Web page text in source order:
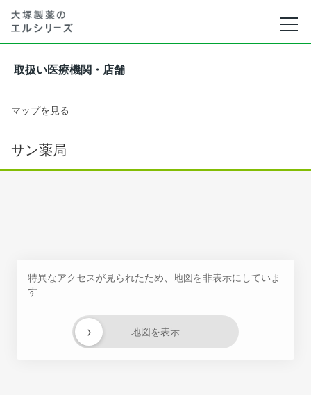
取扱い医療機関・店舗
マップを見る
サン薬局
特異なアクセスが見られたため、地図を非表示にしていま
す
地図を表示
›